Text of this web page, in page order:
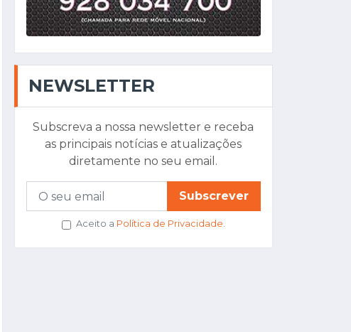
NEWSLETTER
Subscreva a nossa newsletter e receba
as principais notícias e atualizações
diretamente no seu email.
Subscrever
Aceito a Política de Privacidade.